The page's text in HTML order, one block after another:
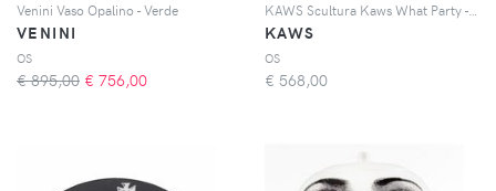
Venini Vaso Opalino - Verde
VENINI
OS
€ 895,00 € 756,00
KAWS
OS
€ 568,00